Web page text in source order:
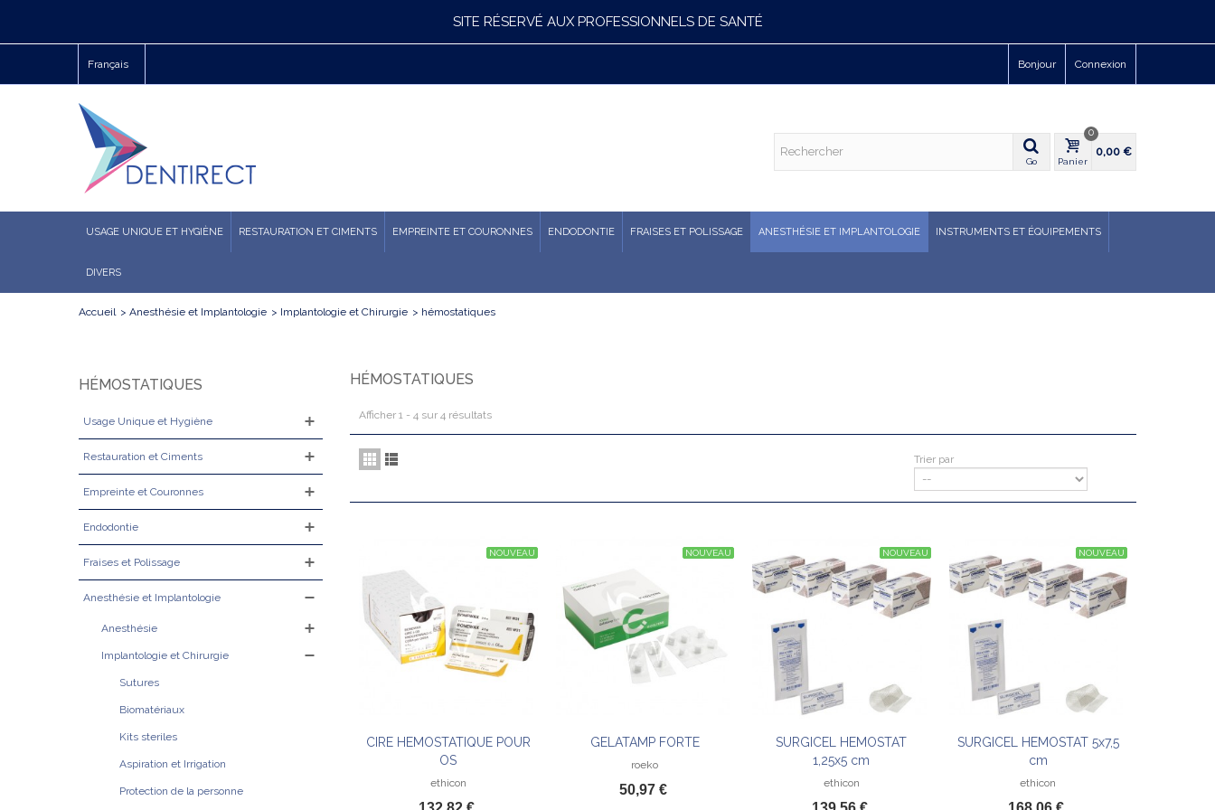
SITE RÉSERVÉ AUX PROFESSIONNELS DE SANTÉ
Français Bonjour Connexion
Go Panier
0
0,00 €
USAGE UNIQUE ET HYGIÈNE RESTAURATION ET CIMENTS EMPREINTE ET COURONNES ENDODONTIE FRAISES ET POLISSAGE ANESTHÉSIE ET IMPLANTOLOGIE INSTRUMENTS ET ÉQUIPEMENTS
DIVERS
Accueil > Anesthésie et Implantologie > Implantologie et Chirurgie > hémostatiques
HÉMOSTATIQUES
Usage Unique et Hygiène
Restauration et Ciments
Empreinte et Couronnes
Endodontie
Fraises et Polissage
Anesthésie et Implantologie
Anesthésie
Implantologie et Chirurgie
Sutures
Biomatériaux
Kits steriles
Aspiration et Irrigation
Protection de la personne
HÉMOSTATIQUES
Afficher 1 - 4 sur 4 résultats
Trier par
NOUVEAU
Voir
CIRE HEMOSTATIQUE POUR
OS
ethicon
NOUVEAU
Ajouter au panier
GELATAMP FORTE
roeko
50,97 €
NOUVEAU
Ajouter au panier
SURGICEL HEMOSTAT
1,25x5 cm
ethicon
NOUVEAU
Ajouter au panier
SURGICEL HEMOSTAT 5x7,5
cm
ethicon